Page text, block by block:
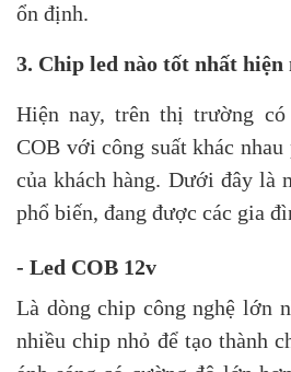
ổn định.
3. Chip led nào tốt nhất hiện
Hiện nay, trên thị trường
COB với công suất khác
của khách hàng. Dưới đây là
phổ biến, đang được các gia
- Led COB 12v
Là dòng chip công nghệ lớn
nhiều chip nhỏ để tạo thành